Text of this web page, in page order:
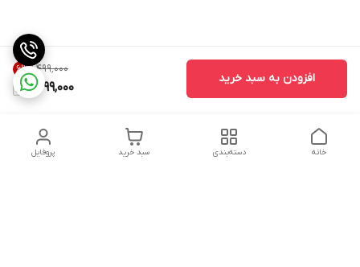
۱٬۴۹۹٬۰۰۰ 6%
1,399,000
افزودن به سبد خرید
پروفایل سبد خرید دسته‌بندی خانه